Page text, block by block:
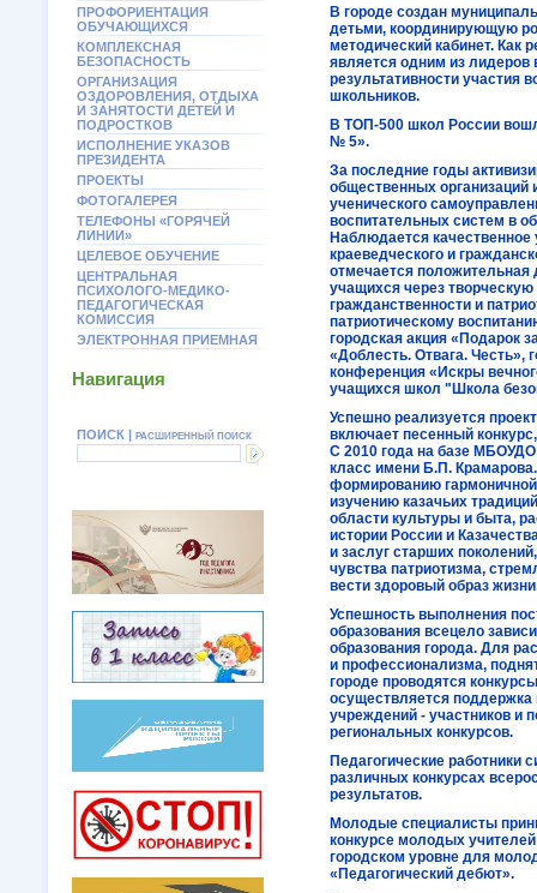
ПРОФОРИЕНТАЦИЯ
ОБУЧАЮЩИХСЯ
КОМПЛЕКСНАЯ
БЕЗОПАСНОСТЬ
ОРГАНИЗАЦИЯ
ОЗДОРОВЛЕНИЯ, ОТДЫХА
И ЗАНЯТОСТИ ДЕТЕЙ И
ПОДРОСТКОВ
ИСПОЛНЕНИЕ УКАЗОВ
ПРЕЗИДЕНТА
ПРОЕКТЫ
ФОТОГАЛЕРЕЯ
ТЕЛЕФОНЫ «ГОРЯЧЕЙ
ЛИНИИ»
ЦЕЛЕВОЕ ОБУЧЕНИЕ
ЦЕНТРАЛЬНАЯ
ПСИХОЛОГО-МЕДИКО-
ПЕДАГОГИЧЕСКАЯ
КОМИССИЯ
ЭЛЕКТРОННАЯ ПРИЕМНАЯ
Навигация
ПОИСК | РАСШИРЕННЫЙ ПОИСК
В городе создан
детьми, координирующую
методический кабинет. Как
является одним из лидеров
результативности участия
школьников.
В ТОП-500 школ России
№ 5».
За последние годы
общественных
ученического
воспитательных систем в
Наблюдается
краеведческого и
отмечается положительная
учащихся через
гражданственности и
патриотическому
городская акция «Подарок
«Доблесть. Отвага. Честь»,
конференция «Искры
учащихся школ "Школа
Успешно реализуется
включает песенный
С 2010 года на базе МБОУДО
класс имени Б.П.
формированию гармоничной
изучению казачьих
области культуры и быта,
истории России и
и заслуг старших
чувства патриотизма,
вести здоровый образ
Успешность выполнения
образования всецело
образования города. Для
и профессионализма,
городе проводятся
осуществляется поддержка
учреждений - участников и
региональных конкурсов.
Педагогические работники
различных конкурсах
результатов.
Молодые специалисты
конкурсе молодых
городском уровне для
«Педагогический дебют».